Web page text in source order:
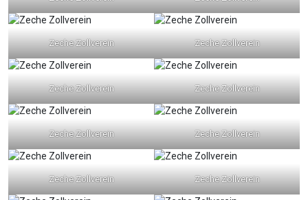
Zeche Zollverein Zeche Zollverein
Zeche Zollverein Zeche Zollverein
Zeche Zollverein Zeche Zollverein
Zeche Zollverein Zeche Zollverein